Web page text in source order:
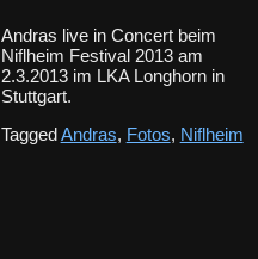
Andras live in Concert beim
Niflheim Festival 2013 am
2.3.2013 im LKA Longhorn in
Stuttgart.
TaggedAndras, Fotos, Niflheim